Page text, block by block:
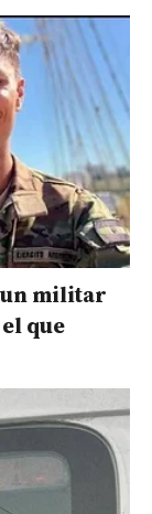
militar
que